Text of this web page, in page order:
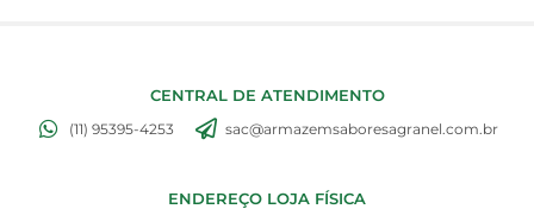
CENTRAL DE ATENDIMENTO
(11) 95395-4253 sac@armazemsaboresagranel.com.br
ENDEREÇO LOJA FÍSICA